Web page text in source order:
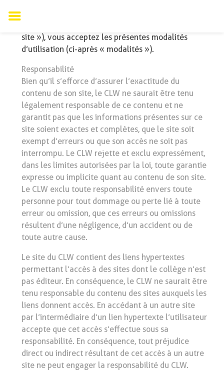
site »), vous acceptez les présentes modalités
d’utilisation (ci-après « modalités »).
Responsabilité
Bien qu’il s’efforce d’assurer l’exactitude du
contenu de son site, le CLW ne saurait être tenu
légalement responsable de ce contenu et ne
garantit pas que les informations présentes sur ce
site soient exactes et complètes, que le site soit
exempt d’erreurs ou que son accès ne soit pas
interrompu. Le CLW rejette et exclu expressément,
dans les limites autorisées par la loi, toute garantie
expresse ou implicite quant au contenu de son site.
Le CLW exclu toute responsabilité envers toute
personne pour tout dommage ou perte lié à toute
erreur ou omission, que ces erreurs ou omissions
résultent d’une négligence, d’un accident ou de
toute autre cause.
Le site du CLW contient des liens hypertextes
permettant l’accès à des sites dont le collège n’est
pas éditeur. En conséquence, le CLW ne saurait être
tenu responsable du contenu des sites auxquels les
liens donnent accès. En accédant à un autre site
par l’intermédiaire d’un lien hypertexte l’utilisateur
accepte que cet accès s’effectue sous sa
responsabilité. En conséquence, tout préjudice
direct ou indirect résultant de cet accès à un autre
site ne peut engager la responsabilité du CLW.